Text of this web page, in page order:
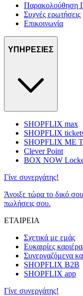
Παρακολούθηση
Συχνές ερωτήσεις
Επικοινωνία
ΥΠΗΡΕΣΙΕΣ
SHOPFLIX max
SHOPFLIX
SHOPFLIX ΜΕ
Clever Point
BOX NOW
Γίνε συνεργάτης!
Άνοιξε τώρα το δικό
πωλήσεις σου.
ΕΤΑΙΡΕΙΑ
Σχετικά με εμάς
Ευκαιρίες
Συνεργαζόμενα
SHOPFLIX B2B
SHOPFLIX app
Γίνε συνεργάτης!